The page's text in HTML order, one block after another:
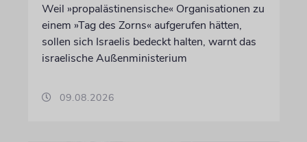
Weil »propalästinensische« Organisationen zu
einem »Tag des Zorns« aufgerufen hätten,
sollen sich Israelis bedeckt halten, warnt das
israelische Außenministerium
09.08.2026